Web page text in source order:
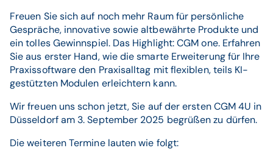
Freuen Sie sich auf noch mehr Raum für persönliche
Gespräche, innovative sowie altbewährte Produkte und
ein tolles Gewinnspiel. Das Highlight: CGM one. Erfahren
Sie aus erster Hand, wie die smarte Erweiterung für Ihre
Praxissoftware den Praxisalltag mit flexiblen, teils KI-
gestützten Modulen erleichtern kann.
Wir freuen uns schon jetzt, Sie auf der ersten CGM 4U in
Düsseldorf am 3. September 2025 begrüßen zu dürfen.
Die weiteren Termine lauten wie folgt: